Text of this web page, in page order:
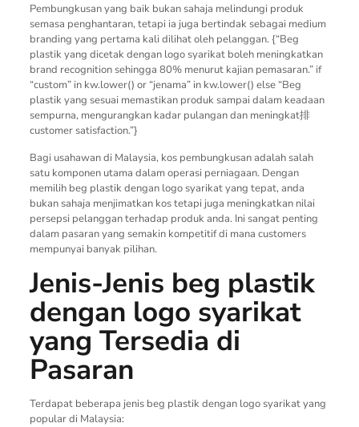
Pembungkusan yang baik bukan sahaja melindungi produk
semasa penghantaran, tetapi ia juga bertindak sebagai medium
branding yang pertama kali dilihat oleh pelanggan. {“Beg
plastik yang dicetak dengan logo syarikat boleh meningkatkan
brand recognition sehingga 80% menurut kajian pemasaran.” if
“custom” in kw.lower() or “jenama” in kw.lower() else “Beg
plastik yang sesuai memastikan produk sampai dalam keadaan
sempurna, mengurangkan kadar pulangan dan meningkat排
customer satisfaction.”}
Bagi usahawan di Malaysia, kos pembungkusan adalah salah
satu komponen utama dalam operasi perniagaan. Dengan
memilih beg plastik dengan logo syarikat yang tepat, anda
bukan sahaja menjimatkan kos tetapi juga meningkatkan nilai
persepsi pelanggan terhadap produk anda. Ini sangat penting
dalam pasaran yang semakin kompetitif di mana customers
mempunyai banyak pilihan.
Jenis-Jenis beg plastik
dengan logo syarikat
yang Tersedia di
Pasaran
Terdapat beberapa jenis beg plastik dengan logo syarikat yang
popular di Malaysia: